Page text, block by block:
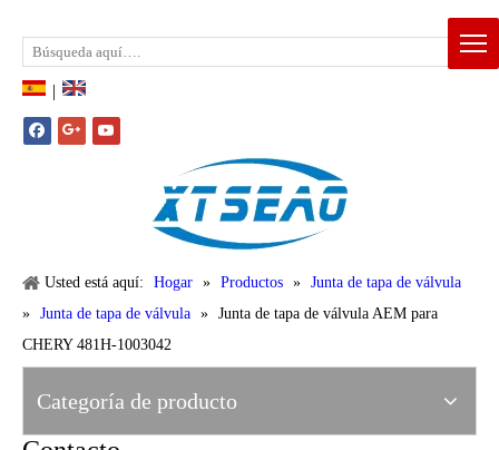
|
Usted está aquí: Hogar » Productos » Junta de tapa de válvula
» Junta de tapa de válvula » Junta de tapa de válvula AEM para
CHERY 481H-1003042
Categoría de producto